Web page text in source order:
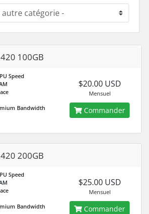
100GB
Speed
Bandwidth
$20.00 USD
Mensuel
Commander
200GB
Speed
Bandwidth
$25.00 USD
Mensuel
Commander